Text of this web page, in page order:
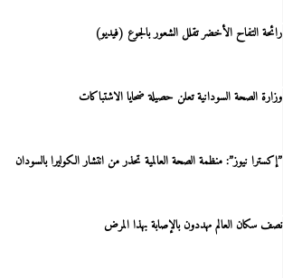
رائحة التفاح الأخضر تقلل الشعور بالجوع (فيديو)
وزارة الصحة السودانية تعلن حصيلة ضحايا الاشتباكات
”إكسترا نيوز”: منظمة الصحة العالمية تحذر من انتشار الكوليرا بالسودان
نصف سكان العالم مهددون بالإصابة بهذا المرض